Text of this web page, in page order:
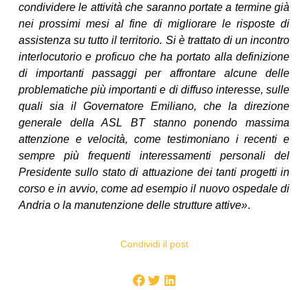
condividere le attività che saranno portate a termine già
nei prossimi mesi al fine di migliorare le risposte di
assistenza su tutto il territorio. Si è trattato di un incontro
interlocutorio e proficuo che ha portato alla definizione
di importanti passaggi per affrontare alcune delle
problematiche più importanti e di diffuso interesse, sulle
quali sia il Governatore Emiliano, che la direzione
generale della ASL BT stanno ponendo massima
attenzione e velocità, come testimoniano i recenti e
sempre più frequenti interessamenti personali del
Presidente sullo stato di attuazione dei tanti progetti in
corso e in avvio, come ad esempio il nuovo ospedale di
Andria o la manutenzione delle strutture attive».
Condividi il post